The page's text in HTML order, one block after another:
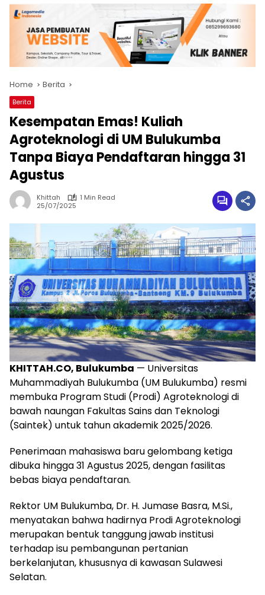
Home Berita
Berita
Kesempatan Emas! Kuliah
Agroteknologi di UM Bulukumba
Tanpa Biaya Pendaftaran hingga 31
Agustus
Khittah
1 Min Read
25/07/2025
KHITTAH.CO, Bulukumba — Universitas
Muhammadiyah Bulukumba (UM Bulukumba) resmi
membuka Program Studi (Prodi) Agroteknologi di
bawah naungan Fakultas Sains dan Teknologi
(Saintek) untuk tahun akademik 2025/2026.
Penerimaan mahasiswa baru gelombang ketiga
dibuka hingga 31 Agustus 2025, dengan fasilitas
bebas biaya pendaftaran.
Rektor UM Bulukumba, Dr. H. Jumase Basra, M.Si.,
menyatakan bahwa hadirnya Prodi Agroteknologi
merupakan bentuk tanggung jawab institusi
terhadap isu pembangunan pertanian
berkelanjutan, khususnya di kawasan Sulawesi
Selatan.